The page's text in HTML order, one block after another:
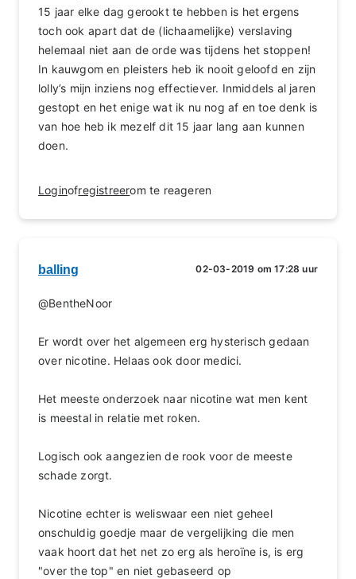
15 jaar elke dag gerookt te hebben is het ergens
toch ook apart dat de (lichaamelijke) verslaving
helemaal niet aan de orde was tijdens het stoppen!
In kauwgom en pleisters heb ik nooit geloofd en zijn
lolly’s mijn inziens nog effectiever. Inmiddels al jaren
gestopt en het enige wat ik nu nog af en toe denk is
van hoe heb ik mezelf dit 15 jaar lang aan kunnen
doen.
Loginofregistreerom te reageren
balling 02-03-2019 om 17:28 uur
@BentheNoor
Er wordt over het algemeen erg hysterisch gedaan
over nicotine. Helaas ook door medici.
Het meeste onderzoek naar nicotine wat men kent
is meestal in relatie met roken.
Logisch ook aangezien de rook voor de meeste
schade zorgt.
Nicotine echter is weliswaar een niet geheel
onschuldig goedje maar de vergelijking die men
vaak hoort dat het net zo erg als heroïne is, is erg
"over the top" en niet gebaseerd op